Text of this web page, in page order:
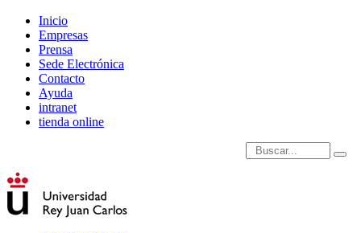
Inicio
Empresas
Prensa
Sede Electrónica
Contacto
Ayuda
intranet
tienda online
Introduce términos de